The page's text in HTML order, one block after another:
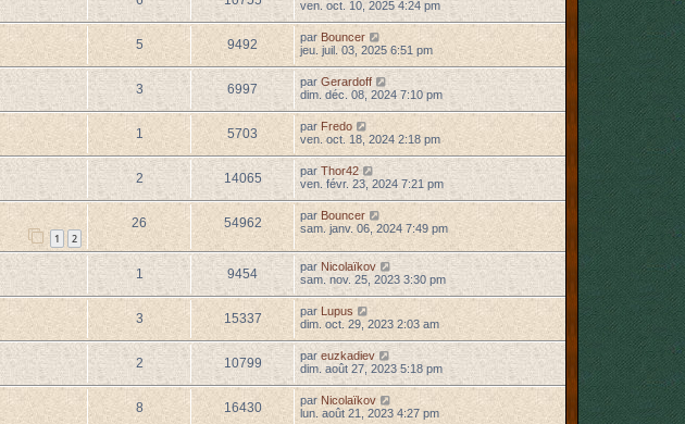
ven. oct. 10, 2025 4:24 pm
5 9492 par Bouncer
jeu. juil. 03, 2025 6:51 pm
3 6997 parGerardoff
dim. déc. 08, 2024 7:10 pm
1 5703 par Fredo
ven. oct. 18, 2024 2:18 pm
2 14065 parThor42
ven. févr. 23, 2024 7:21 pm
1 2
26 54962 par Bouncer
sam. janv. 06, 2024 7:49 pm
1 9454 par Nicolaïkov
sam. nov. 25, 2023 3:30 pm
3 15337 par Lupus
dim. oct. 29, 2023 2:03 am
2 10799 pareuzkadiev
dim. août 27, 2023 5:18 pm
8 16430 par Nicolaïkov
lun. août 21, 2023 4:27 pm